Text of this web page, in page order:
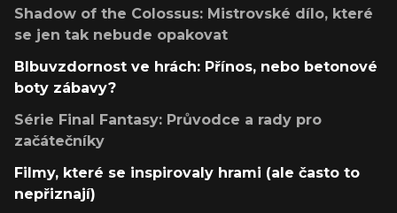
Shadow of the Colossus: Mistrovské dílo, které
se jen tak nebude opakovat
Blbuvzdornost ve hrách: Přínos, nebo betonové
boty zábavy?
Série Final Fantasy: Průvodce a rady pro
začátečníky
Filmy, které se inspirovaly hrami (ale často to
nepřiznají)